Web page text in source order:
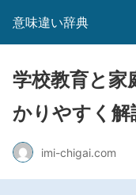
意味違い辞典
学校教育と家
かりやすく解
imi-chigai.com